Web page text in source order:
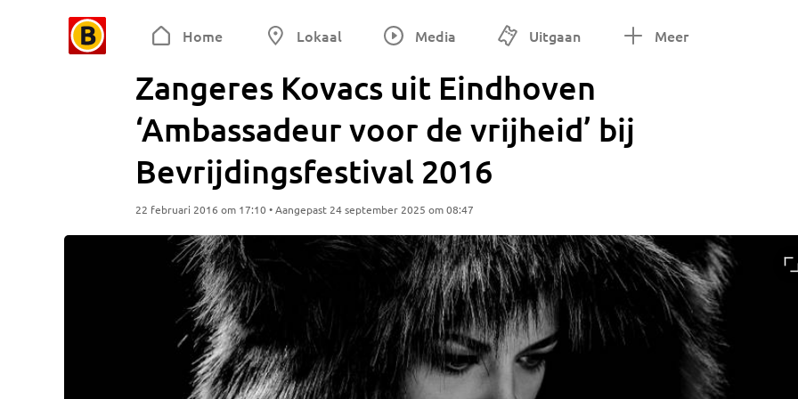
Home Lokaal Media Uitgaan Meer
Zangeres Kovacs uit Eindhoven
‘Ambassadeur voor de vrijheid’ bij
Bevrijdingsfestival 2016
22 februari 2016 om 17:10 • Aangepast 24 september 2025 om 08:47